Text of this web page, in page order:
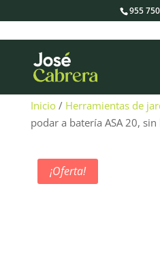
955
Inicio/ Herramientas de
podar a batería ASA 20,
¡Oferta!